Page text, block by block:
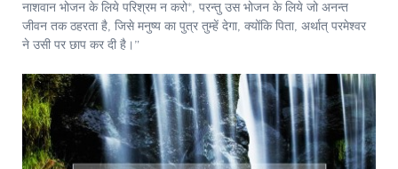
नाशवान भोजन के लिये परिश्रम न करो*, परन्तु उस भोजन के लिये जो अनन्त
जीवन तक ठहरता है, जिसे मनुष्य का पुत्र तुम्हें देगा, क्योंकि पिता, अर्थात् परमेश्‍वर
ने उसी पर छाप कर दी है।”